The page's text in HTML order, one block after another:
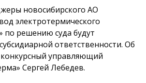
новосибирского АО
электротермического
по решению суда будут
ответственности. Об
управляющий
Сергей Лебедев.